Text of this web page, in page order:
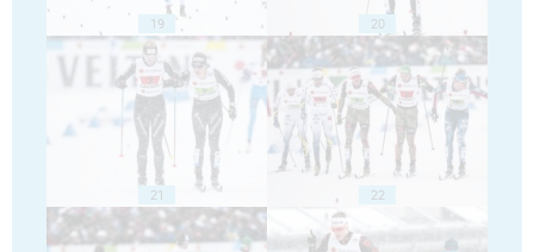
19 20
21 22